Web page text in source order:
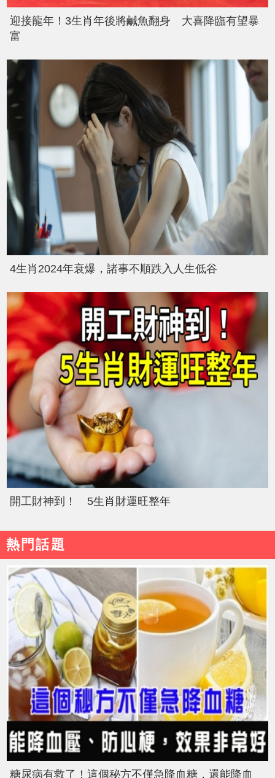
迎接龍年！3生肖年後將鹹魚翻身 大喜降臨有望暴
富
4生肖2024年衰爆，諸事不順跌入人生低谷
開工財神到！ 5生肖財運旺整年
熱門話題
糖尿病有救了！這個秘方不僅急降血糖，還能降血